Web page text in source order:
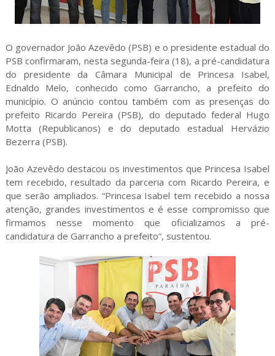
O governador João Azevêdo (PSB) e o presidente estadual do
PSB confirmaram, nesta segunda-feira (18), a pré-candidatura
do presidente da Câmara Municipal de Princesa Isabel,
Ednaldo Melo, conhecido como Garrancho, a prefeito do
município. O anúncio contou também com as presenças do
prefeito Ricardo Pereira (PSB), do deputado federal Hugo
Motta (Republicanos) e do deputado estadual Hervázio
Bezerra (PSB).
João Azevêdo destacou os investimentos que Princesa Isabel
tem recebido, resultado da parceria com Ricardo Pereira, e
que serão ampliados. “Princesa Isabel tem recebido a nossa
atenção, grandes investimentos e é esse compromisso que
firmamos nesse momento que oficializamos a pré-
candidatura de Garrancho a prefeito”, sustentou.